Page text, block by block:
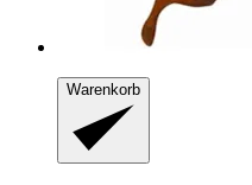
Warenkorb